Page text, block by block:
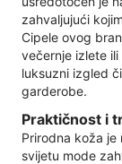
zahvaljujući
Cipele ovog
večernje izlete
luksuzni izgled
garderobe.
Praktičnost i
Prirodna koža je
svijetu mode